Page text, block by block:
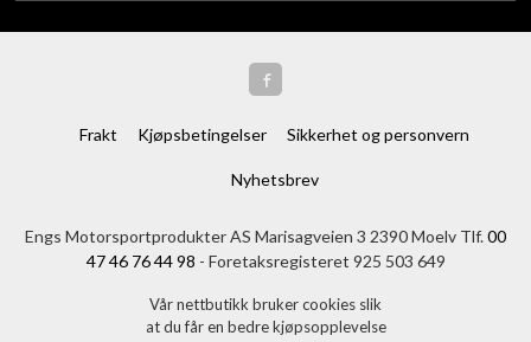
Frakt Kjøpsbetingelser Sikkerhet og personvern
Nyhetsbrev
Engs Motorsportprodukter AS Marisagveien 3 2390 Moelv Tlf.00
47 46 76 44 98 - Foretaksregisteret 925 503 649
Vår nettbutikk bruker cookies slik
at du får en bedre kjøpsopplevelse